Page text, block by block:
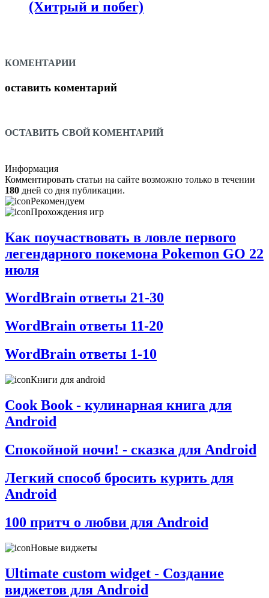
(Хитрый и побег)
КОМЕНТАРИИ
оставить коментарий
ОСТАВИТЬ СВОЙ КОМЕНТАРИЙ
Информация
Комментировать статьи на сайте возможно только в течении
180 дней со дня публикации.
Рекомендуем
Прохождения игр
Как поучаствовать в ловле первого
легендарного покемона Pokemon GO 22
июля
WordBrain ответы 21-30
WordBrain ответы 11-20
WordBrain ответы 1-10
Книги для android
Cook Book - кулинарная книга для
Android
Спокойной ночи! - сказка для Android
Легкий способ бросить курить для
Android
100 притч о любви для Android
Новые виджеты
Ultimate custom widget - Создание
виджетов для Android